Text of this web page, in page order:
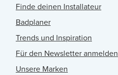
Finde deinen Installateur
Badplaner
Trends und Inspiration
Für den Newsletter anmelden
Unsere Marken